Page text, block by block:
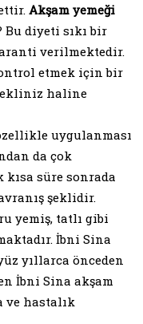
Akşam yemeği
diyeti sıkı bir
verilmektedir.
etmek için bir
haline
uygulanması
da çok
kısa süre sonrada
şeklidir.
yemiş, tatlı gibi
İbni Sina
yıllarca önceden
İbni Sina akşam
ve hastalık